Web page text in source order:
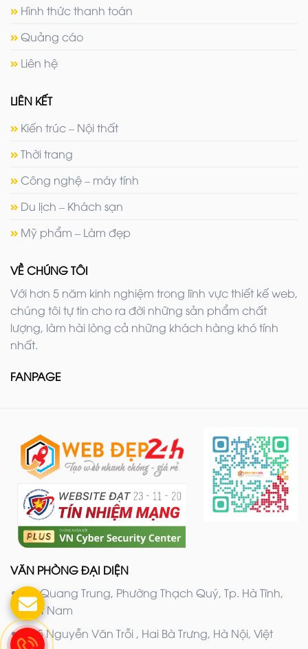
Hình thức thanh toán
Quảng cáo
Liên hệ
LIÊN KẾT
Kiến trúc – Nội thất
Thời trang
Công nghệ – máy tính
Du lịch – Khách sạn
Mỹ phẩm – Làm đẹp
VỀ CHÚNG TÔI
Với hơn 5 năm kinh nghiệm trong lĩnh vực thiết kế web,
chúng tôi tự tin cho ra đời những sản phẩm chất
lượng, làm hài lòng cả những khách hàng khó tính
nhất.
FANPAGE
VĂN PHÒNG ĐẠI DIỆN
20 Quang Trung, Phường Thạch Quý, Tp. Hà Tĩnh,
Việt Nam
205 Nguyễn Văn Trỗi , Hai Bà Trưng, Hà Nội, Việt